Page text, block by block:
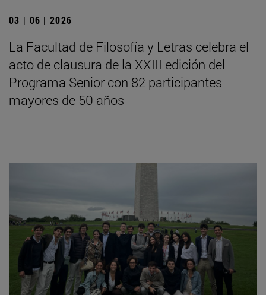
03 | 06 | 2026
La Facultad de Filosofía y Letras celebra el
acto de clausura de la XXIII edición del
Programa Senior con 82 participantes
mayores de 50 años